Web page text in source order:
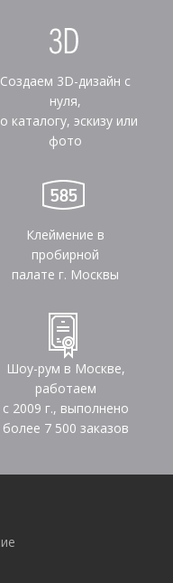
Создаем 3D-дизайн с
нуля,
каталогу, эскизу или
фото
Клеймение в
пробирной
палате г. Москвы
Шоу-рум в Москве,
работаем
с 2009 г., выполнено
более 7 500 заказов